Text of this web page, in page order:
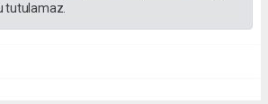
tutulamaz.